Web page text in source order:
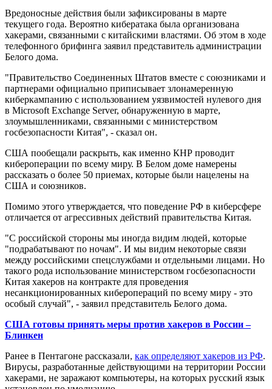
Вредоносные действия были зафиксированы в марте
текущего года. Вероятно кибератака была организована
хакерами, связанными с китайскими властями. Об этом в ходе
телефонного брифинга заявил представитель администрации
Белого дома.
"Правительство Соединенных Штатов вместе с союзниками и
партнерами официально приписывает злонамеренную
киберкампанию с использованием уязвимостей нулевого дня
в Microsoft Exchange Server, обнаруженную в марте,
злоумышленниками, связанными с министерством
госбезопасности Китая", - сказал он.
США пообещали раскрыть, как именно КНР проводит
кибероперации по всему миру. В Белом доме намерены
рассказать о более 50 приемах, которые были нацелены на
США и союзников.
Помимо этого утверждается, что поведение РФ в киберсфере
отличается от агрессивных действий правительства Китая.
"С российской стороны мы иногда видим людей, которые
"подрабатывают по ночам". И мы видим некоторые связи
между российскими спецслужбами и отдельными лицами. Но
такого рода использование министерством госбезопасности
Китая хакеров на контракте для проведения
несанкционированных киберопераций по всему миру - это
особый случай", - заявил представитель Белого дома.
США готовы принять меры против хакеров в России –
Блинкен
Ранее в Пентагоне рассказали, как определяют хакеров из РФ.
Вирусы, разработанные действующими на территории России
хакерами, не заражают компьютеры, на которых русский язык